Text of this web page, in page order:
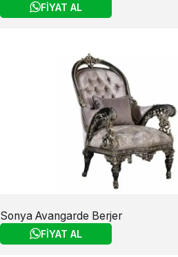
FİYAT AL
Sonya Avangarde Berjer
FİYAT AL